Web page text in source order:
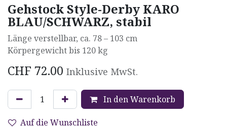
Gehstock Style-Derby KARO
BLAU/SCHWARZ, stabil
Länge verstellbar, ca. 78 – 103 cm
Körpergewicht bis 120 kg
CHF 72.00 Inklusive MwSt.
In den Warenkorb
Auf die Wunschliste